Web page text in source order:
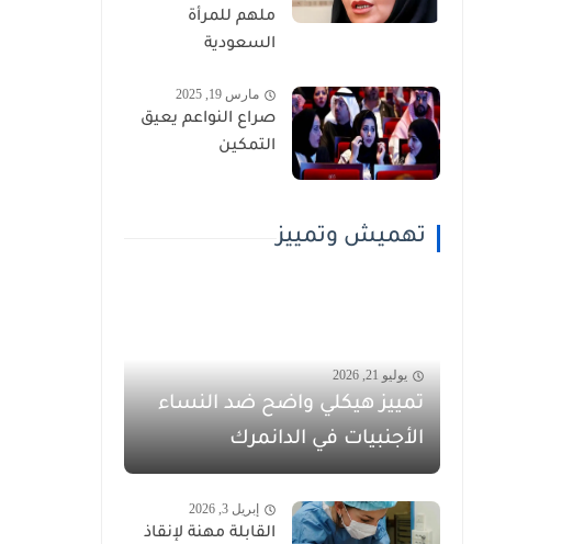
ملهم للمرأة
السعودية
مارس 19, 2025
صراع النواعم يعيق
التمكين
تهميش وتمييز
يوليو 21, 2026
تمييز هيكلي واضح ضد النساء
الأجنبيات في الدانمرك
إبريل 3, 2026
القابلة مهنة لإنقاذ